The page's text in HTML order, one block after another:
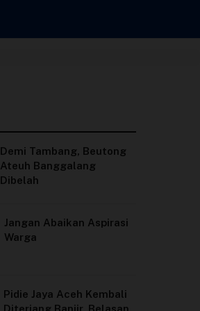
Demi Tambang, Beutong
Ateuh Banggalang
Dibelah
Jangan Abaikan Aspirasi
Warga
Pidie Jaya Aceh Kembali
Diterjang Banjir, Belasan